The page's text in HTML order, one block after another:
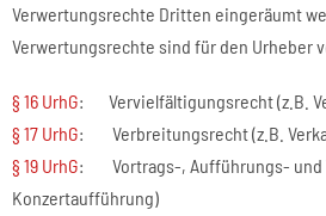
Verwertungsrechte Dritten eingeräumt
Verwertungsrechte sind für den Urheber
§ 16 UrhG: Vervielfältigungsrecht (z.B.
§ 17 UrhG: Verbreitungsrecht (z.B.
§ 19 UrhG: Vortrags-, Aufführungs- und
Konzertaufführung)